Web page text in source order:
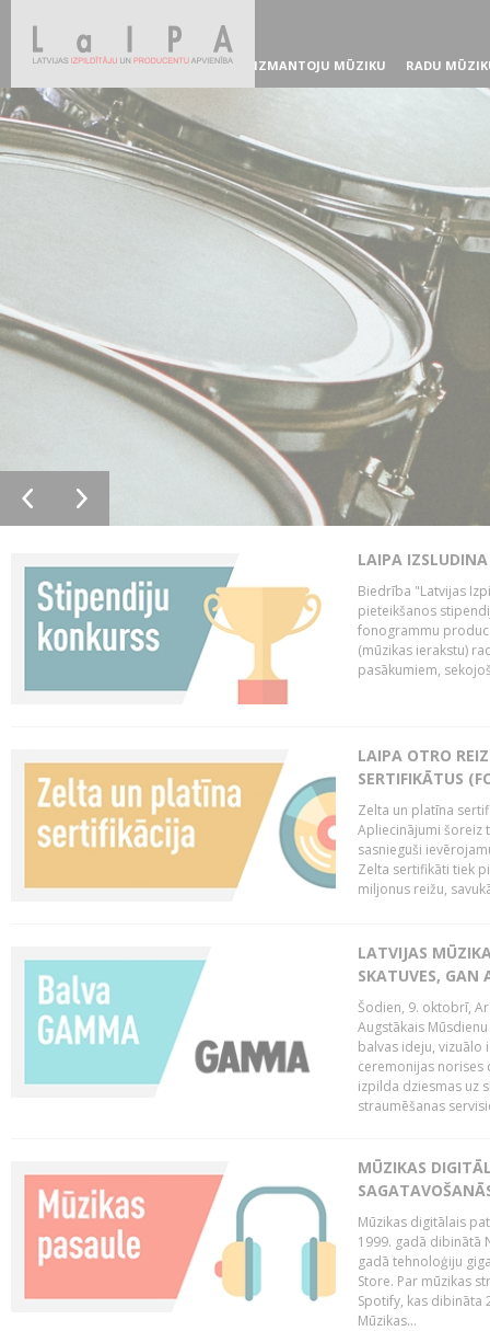
IZMANTOJU MŪZIKU RADU
LAIPA
Biedrība "Latvijas
pieteikšanos
fonogrammu
(mūzikas ierakstu)
pasākumiem,
LAIPA OTRO
SERTIFIKĀTUS
Zelta un platīna
Apliecinājumi šoreiz
sasnieguši
Zelta sertifikāti tiek
miljonus reižu,
LATVIJAS
SKATUVES, GAN
Šodien, 9. oktobrī,
Augstākais
balvas ideju,
ceremonijas norises
izpilda dziesmas uz
straumēšanas
MŪZIKAS
Mūzikas digitālais
1999. gadā dibinātā
gadā tehnoloģiju
Store. Par mūzikas
Spotify, kas dibināta
Mūzikas...